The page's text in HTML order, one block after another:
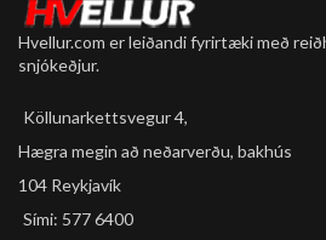
Bottom Bracket:
Water-sealed, Loose ball
Afturskiptir:
Shimano Tourney 6g
Shimano Tourney Revo, 1 x 6
Kasetta:
KMC HV500
Hvellur.com er leiðandi fyrirtæki með
snjókeðjur.
Köllunarkettsvegur 4,
Hægra megin að neðarverðu, bakhús
104 Reykjavík
Sími: 577 6400